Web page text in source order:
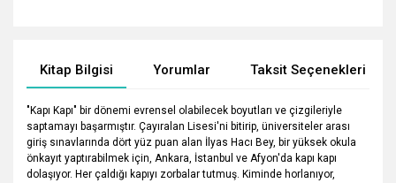
Kitap Bilgisi Yorumlar Taksit Seçenekleri
"Kapı Kapı" bir dönemi evrensel olabilecek boyutları ve çizgileriyle
saptamayı başarmıştır. Çayıralan Lisesi'ni bitirip, üniversiteler arası
giriş sınavlarında dört yüz puan alan İlyas Hacı Bey, bir yüksek okula
önkayıt yaptırabilmek için, Ankara, İstanbul ve Afyon'da kapı kapı
dolaşıyor. Her çaldığı kapıyı zorbalar tutmuş. Kiminde horlanıyor,